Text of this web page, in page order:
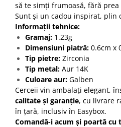
să te simți frumoasă, fără
Sunt și un cadou inspirat, plin
Informații tehnice:
Gramaj: 1.23g
Dimensiuni piatră: 0.6cm x
Tip pietre: Zirconia
Tip metal: Aur 14K
Culoare aur: Galben
Cerceii vin ambalați elegant,
calitate și garanție, cu livrare
în țară, inclusiv în Easybox.
Comandă-i acum și poartă cu